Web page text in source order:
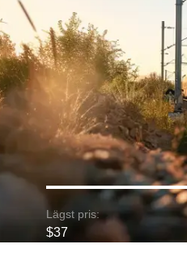
Lägst pris:
$37